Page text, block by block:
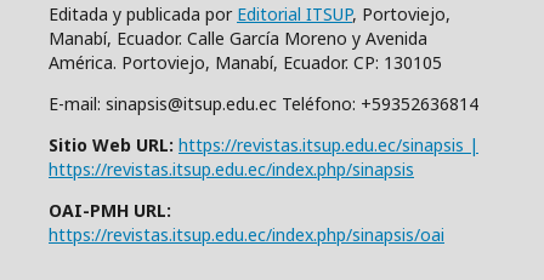
Editada y publicada por Editorial ITSUP, Portoviejo,
Manabí, Ecuador. Calle García Moreno y Avenida
América. Portoviejo, Manabí, Ecuador. CP: 130105
E-mail: sinapsis@itsup.edu.ec Teléfono: +59352636814
Sitio Web URL: https://revistas.itsup.edu.ec/sinapsis |
https://revistas.itsup.edu.ec/index.php/sinapsis
OAI-PMH URL:
https://revistas.itsup.edu.ec/index.php/sinapsis/oai